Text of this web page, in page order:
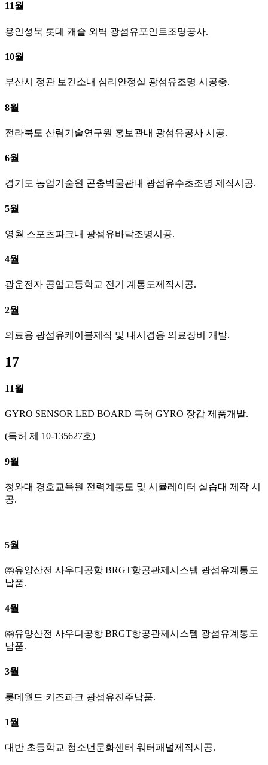
11월
용인성북 롯데 캐슬 외벽 광섬유포인트조명공사.
10월
부산시 정관 보건소내 심리안정실 광섬유조명 시공중.
8월
전라북도 산림기술연구원 홍보관내 광섬유공사 시공.
6월
경기도 농업기술원 곤충박물관내 광섬유수초조명 제작시공.
5월
영월 스포츠파크내 광섬유바닥조명시공.
4월
광운전자 공업고등학교 전기 계통도제작시공.
2월
의료용 광섬유케이블제작 및 내시경용 의료장비 개발.
17
11월
GYRO SENSOR LED BOARD 특허 GYRO 장갑 제품개발.
(특허 제 10-135627호)
9월
청와대 경호교육원 전력계통도 및 시뮬레이터 실습대 제작 시
공.
5월
㈜유양산전 사우디공항 BRGT항공관제시스템 광섬유계통도
납품.
4월
㈜유양산전 사우디공항 BRGT항공관제시스템 광섬유계통도
납품.
3월
롯데월드 키즈파크 광섬유진주납품.
1월
대반 초등학교 청소년문화센터 워터패널제작시공.